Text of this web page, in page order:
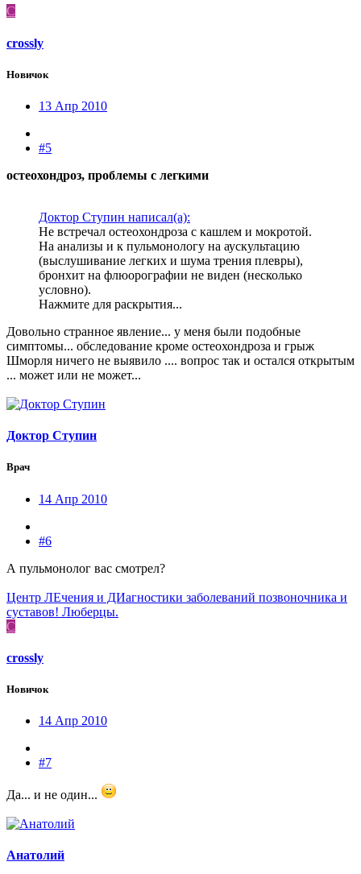
C
crossly
Новичок
13 Апр 2010
#5
остеохондроз, проблемы с легкими
Доктор Ступин написал(а):
Не встречал остеохондроза с кашлем и мокротой.
На анализы и к пульмонологу на аускультацию
(выслушивание легких и шума трения плевры),
бронхит на флюорографии не виден (несколько
условно).
Нажмите для раскрытия...
Довольно странное явление... у меня были подобные
симптомы... обследование кроме остеохондроза и грыж
Шморля ничего не выявило .... вопрос так и остался открытым
... может или не может...
Доктор Ступин
Врач
14 Апр 2010
#6
А пульмонолог вас смотрел?
Центр ЛЕчения и ДИагностики заболеваний позвоночника и
суставов! Люберцы.
C
crossly
Новичок
14 Апр 2010
#7
Да... и не один...
Анатолий